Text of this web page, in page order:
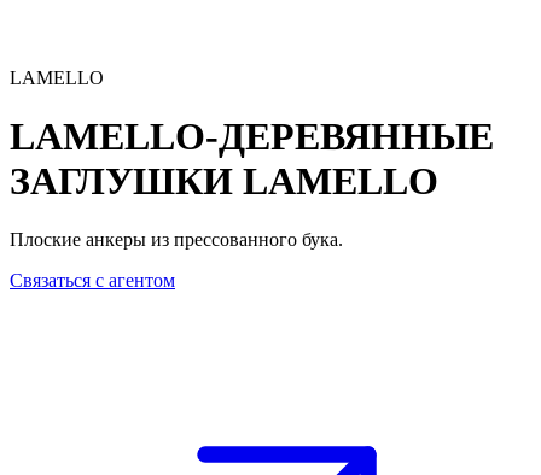
LAMELLO
LAMELLO-ДЕРЕВЯННЫЕ
ЗАГЛУШКИ LAMELLO
Плоские анкеры из прессованного бука.
Связаться с агентом